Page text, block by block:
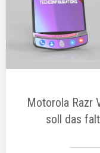
Motorola Razr
soll das